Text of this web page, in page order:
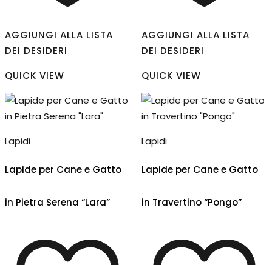
AGGIUNGI ALLA LISTA
DEI DESIDERI
QUICK VIEW
Lapidi
Lapide per Cane e Gatto
in Pietra Serena “Lara”
AGGIUNGI ALLA LISTA
DEI DESIDERI
QUICK VIEW
Lapidi
Lapide per Cane e Gatto
in Travertino “Pongo”